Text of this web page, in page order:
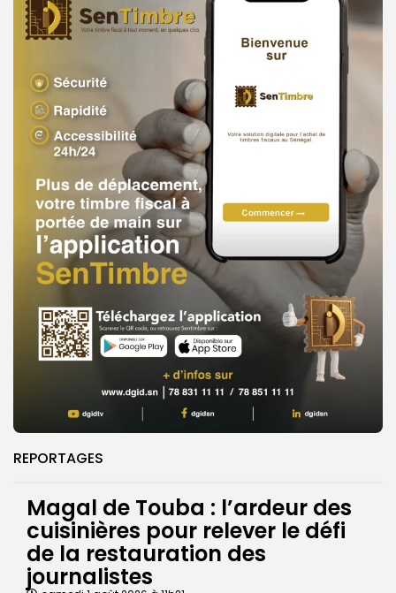
REPORTAGES
Magal de Touba : l’ardeur des
cuisinières pour relever le défi
de la restauration des
journalistes